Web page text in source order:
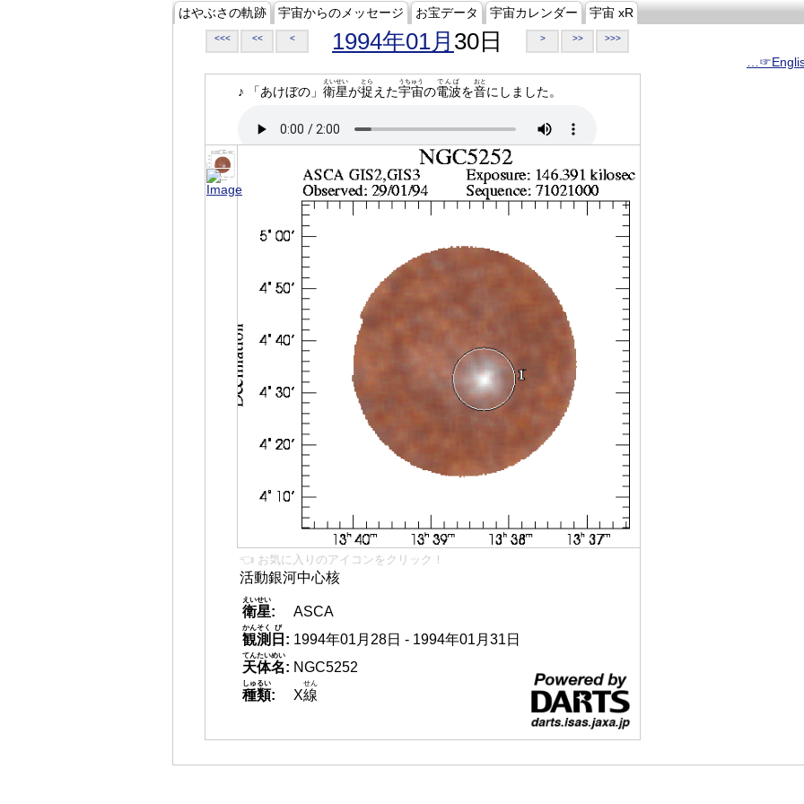
はやぶさの軌跡 宇宙からのメッセージ お宝データ 宇宙カレンダー 宇宙 xR
<<< << < 1994年01月 30日 > >> >>>
♪ 「あけぼの」 衛星
えいせい
が捉
とら
えた宇宙
うちゅう
の電波
でんぱ
を音
おと
にしました。
👈 お気に入りのアイコンをクリック！
活動銀河中心核
衛星
えいせい
:
ASCA
観測
かんそく
日
び
: 1994年01月28日 - 1994年01月31日
天体名
てんたいめい
: NGC5252
種類
しゅるい
: X線
せん